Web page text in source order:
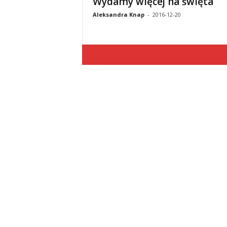
Aleksandra Knap - 2016-12-20